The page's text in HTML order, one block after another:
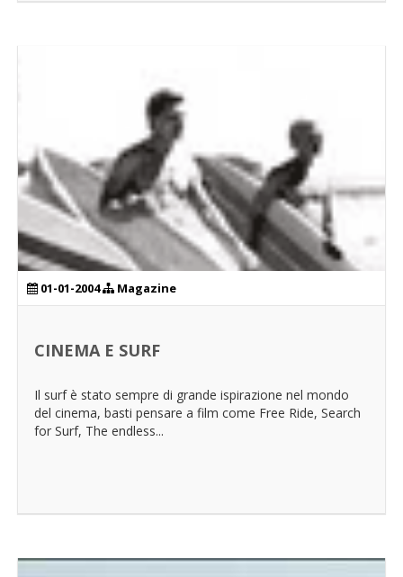
01-01-2004 Magazine
CINEMA E SURF
Il surf è stato sempre di grande ispirazione nel mondo
del cinema, basti pensare a film come Free Ride, Search
for Surf, The endless...